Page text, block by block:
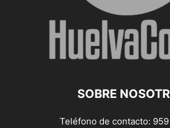
SOBRE
Teléfono de contacto: